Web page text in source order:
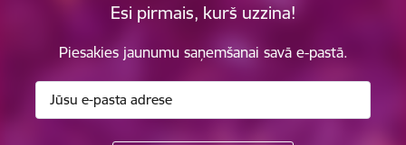
Esi pirmais, kurš uzzina!
Piesakies jaunumu saņemšanai savā e-pastā.